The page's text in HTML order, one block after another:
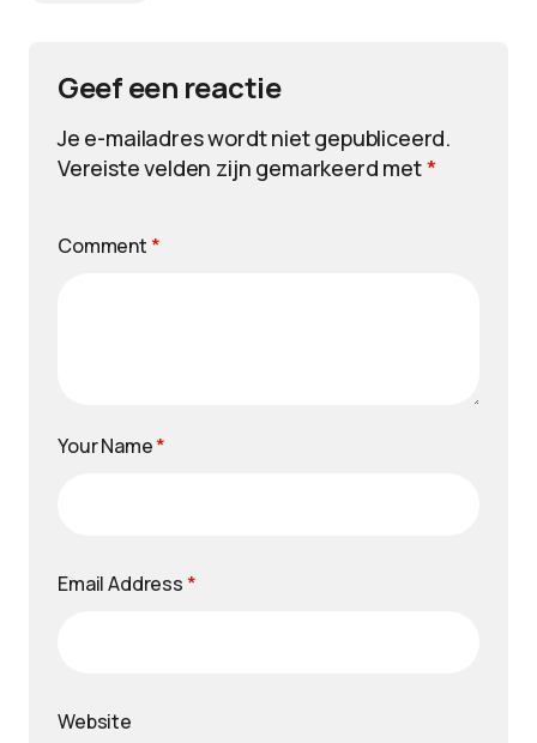
Geef een reactie
Je e-mailadres wordt niet gepubliceerd.
Vereiste velden zijn gemarkeerd met*
Comment *
Your Name*
Email Address *
Website